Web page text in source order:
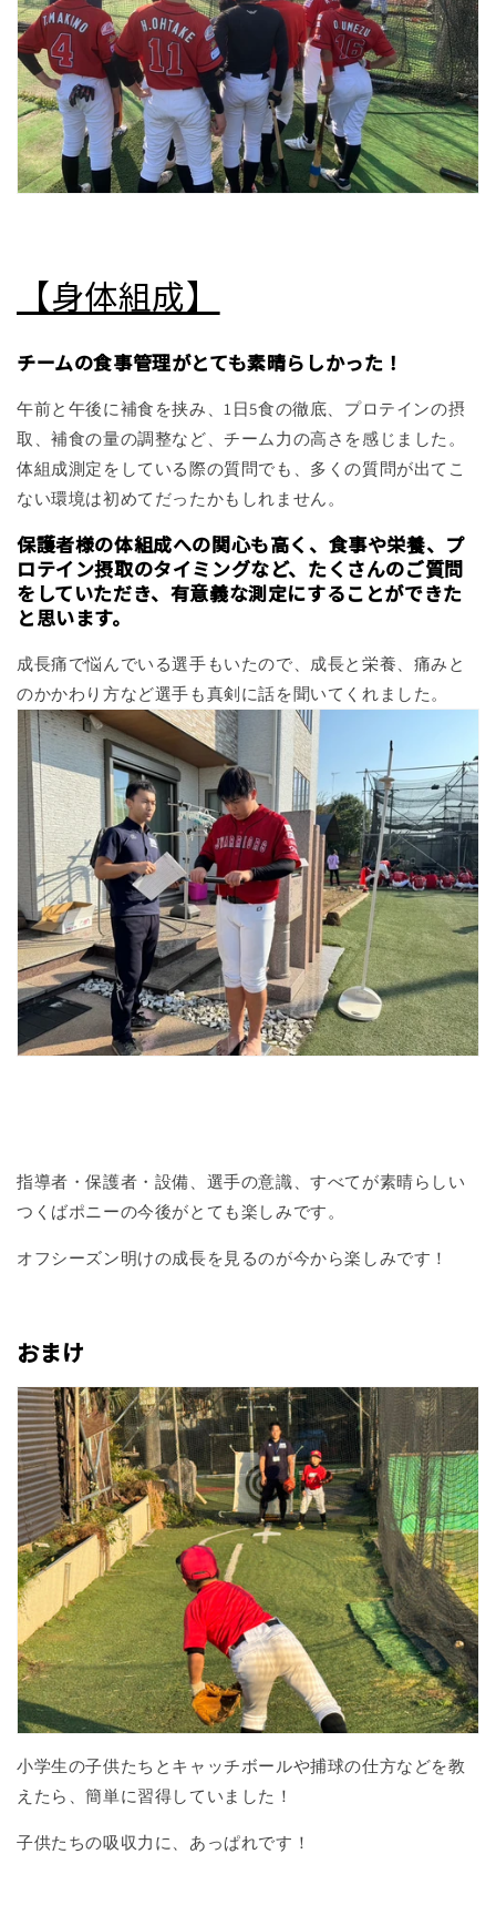
【身体組成】
チームの食事管理がとても素晴らしかった！
午前と午後に補食を挟み、1日5食の徹底、プロテインの摂
取、補食の量の調整など、チーム力の高さを感じました。
体組成測定をしている際の質問でも、多くの質問が出てこ
ない環境は初めてだったかもしれません。
保護者様の体組成への関心も高く、食事や栄養、プ
ロテイン摂取のタイミングなど、たくさんのご質問
をしていただき、有意義な測定にすることができた
と思います。
成長痛で悩んでいる選手もいたので、成長と栄養、痛みと
のかかわり方など選手も真剣に話を聞いてくれました。
指導者・保護者・設備、選手の意識、すべてが素晴らしい
つくばポニーの今後がとても楽しみです。
オフシーズン明けの成長を見るのが今から楽しみです！
おまけ
小学生の子供たちとキャッチボールや捕球の仕方などを教
えたら、簡単に習得していました！
子供たちの吸収力に、あっぱれです！